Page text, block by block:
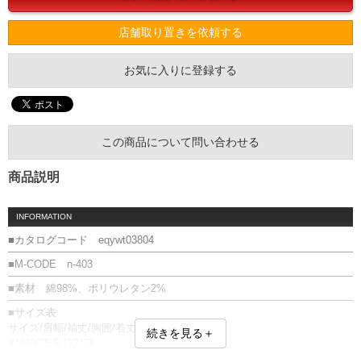
店舗取り置きを依頼する
お気に入りに登録する
この商品について問い合わせる
商品説明
INFORMATION
■カタログコード eqywt03804
■M-CODE n-403
■素材 綿98%、ポリウレタン2%
■サイズ表
サイズ/肩幅/袖丈/胸囲/着丈
続きを見る＋